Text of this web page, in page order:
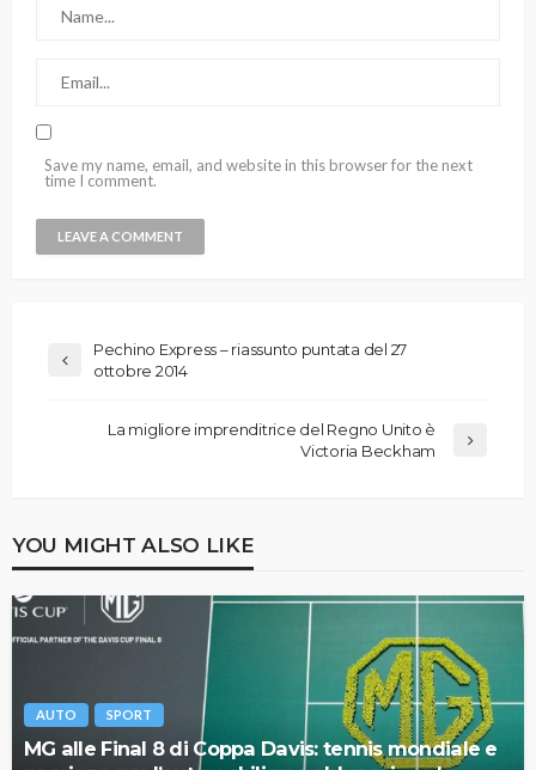
Save my name, email, and website in this browser for the next
time I comment.
Pechino Express – riassunto puntata del 27
ottobre 2014
La migliore imprenditrice del Regno Unito è
Victoria Beckham
YOU MIGHT ALSO LIKE
AUTO SPORT
MG alle Final 8 di Coppa Davis: tennis mondiale e